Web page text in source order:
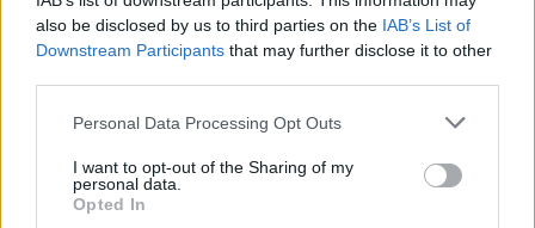
also be disclosed by us to third parties on the IAB’s List of
Downstream Participants that may further disclose it to other
Please note that this website/app uses one or more Google
not limited to your visit or usage behaviour. You may click to
grant or deny consent to Google and its third-party tags to
use your data for below specified purposes in below Google
Personal Data Processing Opt Outs
I want to opt-out of the Sharing of my
personal data.
Opted In
Ezekből a folyamatos feldolgozó munka nyomán
felbukkanó…